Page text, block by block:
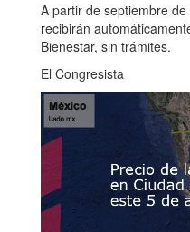
A partir de septiembre
recibirán
Bienestar, sin trámites.
El Congresista